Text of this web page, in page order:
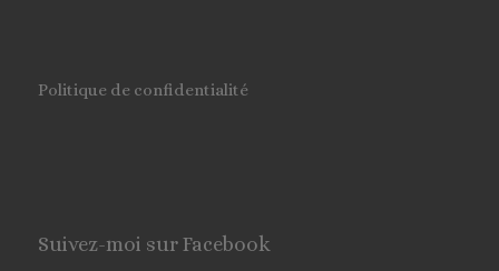
Politique de confidentialité
Suivez-moi sur Facebook